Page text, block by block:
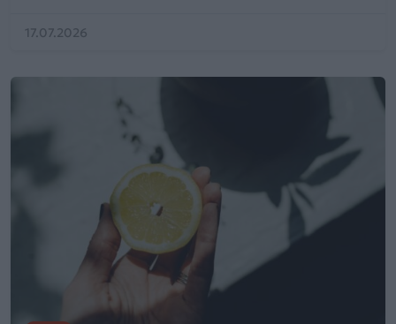
17.07.2026